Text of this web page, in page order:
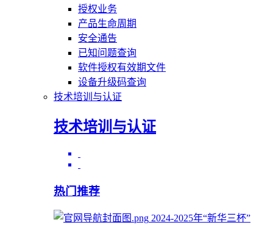
授权业务
产品生命周期
安全通告
已知问题查询
软件授权有效期文件
设备升级码查询
技术培训与认证
技术培训与认证
热门推荐
2024-2025年“新华三杯”